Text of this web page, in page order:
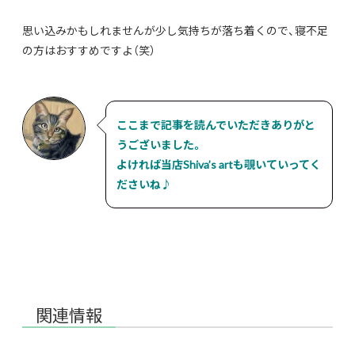
思い込みかもしれませんが少し気持ちが落ち着くので、寝不足
の方はおすすめですよ（笑）
ここまで記事を読んでいただきありがと
うございました。
よければ当店Shiva’s artも覗いていってく
ださいね♪
関連情報